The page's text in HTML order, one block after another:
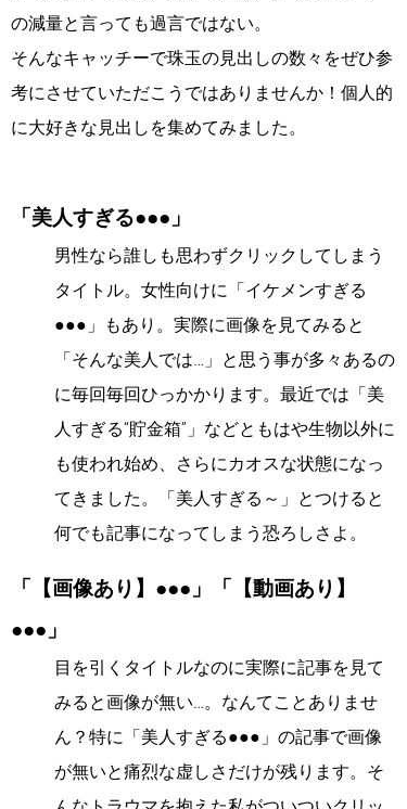
の減量と言っても過言ではない。
そんなキャッチーで珠玉の見出しの数々をぜひ参
考にさせていただこうではありませんか！個人的
に大好きな見出しを集めてみました。
「美人すぎる●●●」
男性なら誰しも思わずクリックしてしまう
タイトル。女性向けに「イケメンすぎる
●●●」もあり。実際に画像を見てみると
「そんな美人では…」と思う事が多々あるの
に毎回毎回ひっかかります。最近では「美
人すぎる“貯金箱”」などともはや生物以外に
も使われ始め、さらにカオスな状態になっ
てきました。「美人すぎる～」とつけると
何でも記事になってしまう恐ろしさよ。
「【画像あり】●●●」「【動画あり】
●●●」
目を引くタイトルなのに実際に記事を見て
みると画像が無い…。なんてことありませ
ん？特に「美人すぎる●●●」の記事で画像
が無いと痛烈な虚しさだけが残ります。そ